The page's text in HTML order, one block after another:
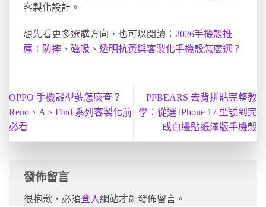
客製化設計。
想先看更多選購方向，也可以閱讀： 2026手機殼推
薦：防摔、磁吸、透明抗黃與客製化手機殼怎麼選？
OPPO 手機殼型號怎麼查？
Reno、A、Find 系列客製化前
必看
PPBEARS 去背拼貼完整教
學：從選 iPhone 17 型號到完
成白邊貼紙滿版手機殼
發佈留言
很抱歉，必須登入網站才能發佈留言。